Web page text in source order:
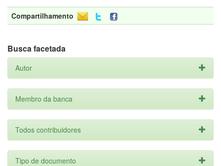
Compartilhamento
Busca facetada
Autor
Membro da banca
Todos contribuidores
Tipo de documento